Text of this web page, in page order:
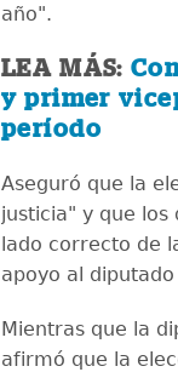
año".
LEA MÁS:
y primer
período
Aseguró que la
justicia" y que los
lado correcto de
apoyo al
Mientras que la
afirmó que la